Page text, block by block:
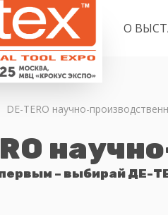
О
DE-TERO научно-
– выбирай ДЕ-